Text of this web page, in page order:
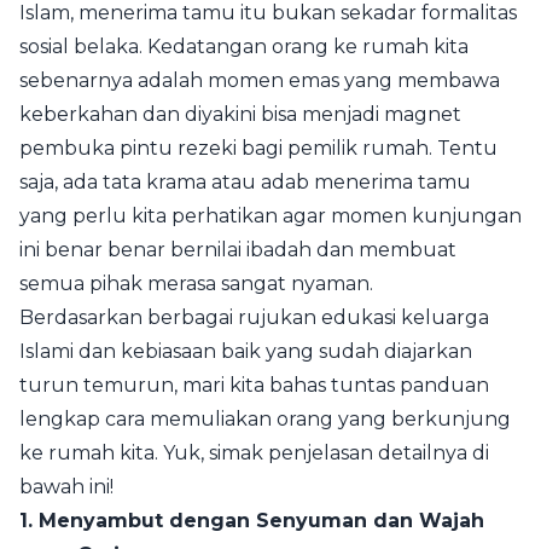
Islam, menerima tamu itu bukan sekadar formalitas
sosial belaka. Kedatangan orang ke rumah kita
sebenarnya adalah momen emas yang membawa
keberkahan dan diyakini bisa menjadi magnet
pembuka pintu rezeki bagi pemilik rumah. Tentu
saja, ada tata krama atau adab menerima tamu
yang perlu kita perhatikan agar momen kunjungan
ini benar benar bernilai ibadah dan membuat
semua pihak merasa sangat nyaman.
Berdasarkan berbagai rujukan edukasi keluarga
Islami dan kebiasaan baik yang sudah diajarkan
turun temurun, mari kita bahas tuntas panduan
lengkap cara memuliakan orang yang berkunjung
ke rumah kita. Yuk, simak penjelasan detailnya di
bawah ini!
1. Menyambut dengan Senyuman dan Wajah